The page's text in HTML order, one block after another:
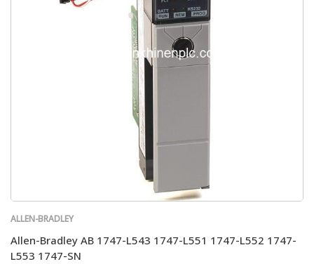
ALLEN-BRADLEY
Allen-Bradley AB 1747-L543 1747-L551 1747-L552 1747-
L553 1747-SN